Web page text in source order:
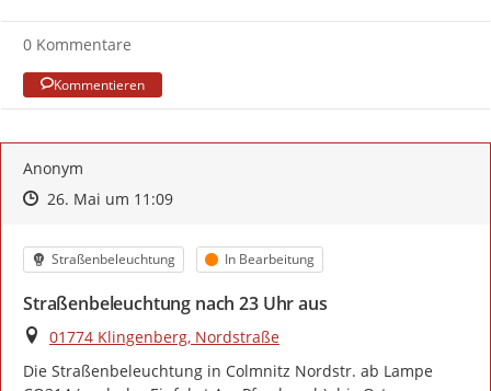
0 Kommentare
Kommentieren
Anonym
Zeitpunkt des Erstellens
Zeitpunkt des Erstellens
26. Mai um 11:09Zur Äußerung
Kategorie
Straßenbeleuchtung Status
In Bearbeitung
Straßenbeleuchtung nach 23 Uhr aus
Ort
01774 Klingenberg, Nordstraße
Die Straßenbeleuchtung in Colmnitz Nordstr. ab Lampe